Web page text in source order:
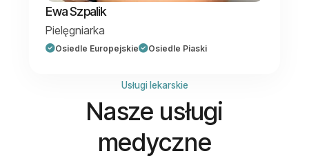
Ewa Szpalik
Pielęgniarka
Osiedle Europejskie Osiedle Piaski
Usługi lekarskie
Nasze usługi
medyczne